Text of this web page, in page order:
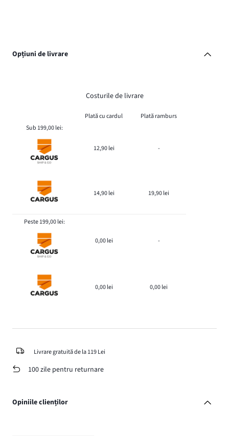
Opțiuni de livrare
Costurile de livrare
Plată cu cardul
Plată ramburs
Sub 199,00 lei:
12,90 lei -
14,90 lei 19,90 lei
Peste 199,00 lei:
0,00 lei -
0,00 lei 0,00 lei
Livrare gratuită de la 119 Lei
100 zile pentru returnare
Opiniile clienților